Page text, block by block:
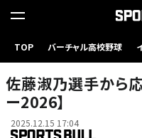
TOP バーチャル高校野球
佐藤淑乃選手から
ー2026】
2025.12.15 17:04